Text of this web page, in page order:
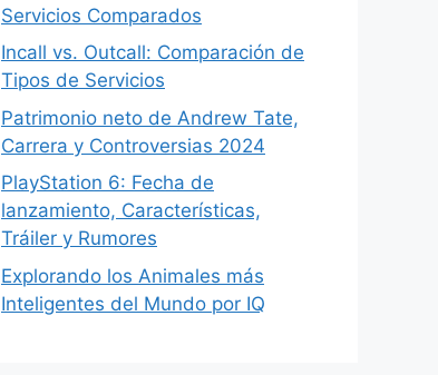
Servicios Comparados
Incall vs. Outcall: Comparación de
Tipos de Servicios
Patrimonio neto de Andrew Tate,
Carrera y Controversias 2024
PlayStation 6: Fecha de
lanzamiento, Características,
Tráiler y Rumores
Explorando los Animales más
Inteligentes del Mundo por IQ